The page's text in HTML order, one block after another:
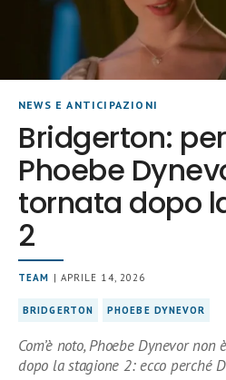
NEWS E ANTICIPAZIONI
Bridgerton:
Phoebe
tornata dopo
2
TEAM | APRILE 14, 2026
BRIDGERTON PHOEBE DYNEVOR
Com’è noto, Phoebe Dynevor
dopo la stagione 2: ecco perché